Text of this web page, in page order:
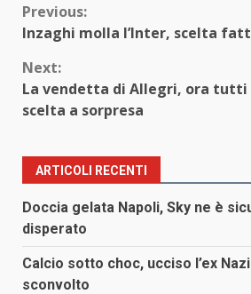
Continue
Reading
Previous:
Inzaghi molla l’Inter, scelta
Next:
La vendetta di Allegri, ora tutti
scelta a sorpresa
ARTICOLI RECENTI
Doccia gelata Napoli, Sky ne è
disperato
Calcio sotto choc, ucciso l’ex
sconvolto